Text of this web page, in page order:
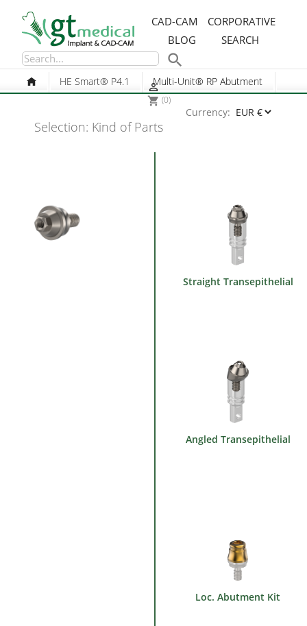
CAD-CAM
CORPORATIVE
BLOG
SEARCH
Currency:

shopping_cart (0)

HE Smart® P4.1 Multi-Unit® RP Abutment
Selection: Kind of Parts
Straight Transepithelial
Angled Transepithelial
Loc. Abutment Kit